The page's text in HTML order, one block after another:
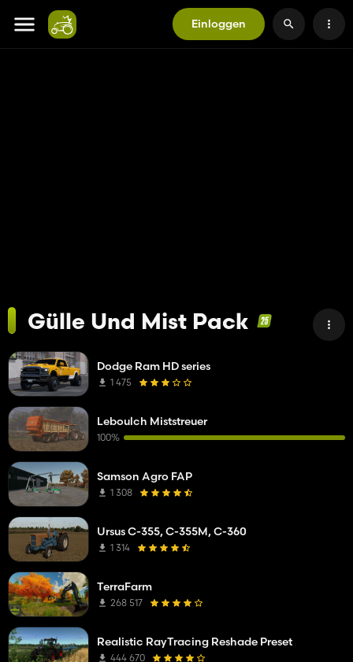
Einloggen
Gülle Und Mist Pack
Dodge Ram HD series
1 475
Leboulch Miststreuer
100%
Samson Agro FAP
1 308
Ursus C-355, C-355M, C-360
1 314
TerraFarm
268 517
Realistic RayTracing Reshade Preset
444 670